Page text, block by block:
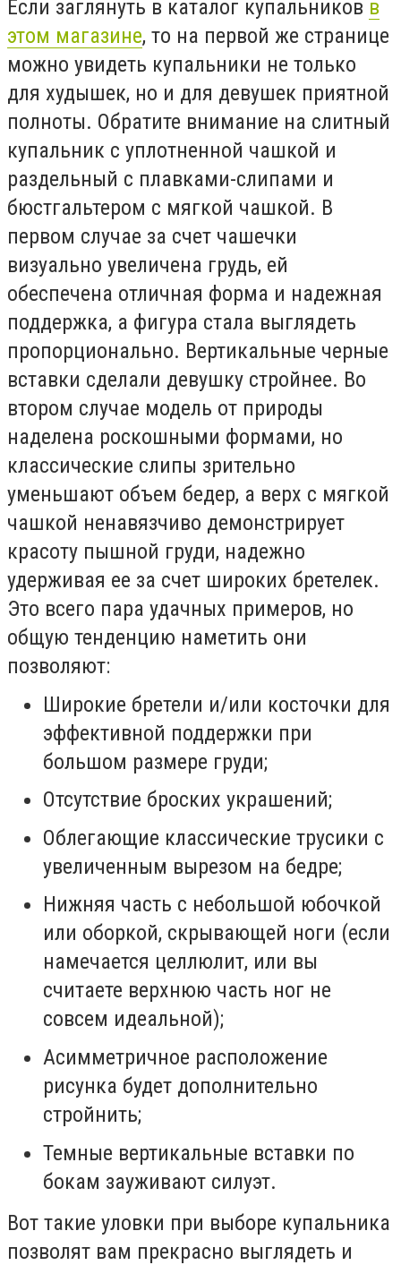
Если заглянуть в каталог купальников в
этом магазине, то на первой же странице
можно увидеть купальники не только
для худышек, но и для девушек приятной
полноты. Обратите внимание на слитный
купальник с уплотненной чашкой и
раздельный с плавками-слипами и
бюстгальтером с мягкой чашкой. В
первом случае за счет чашечки
визуально увеличена грудь, ей
обеспечена отличная форма и надежная
поддержка, а фигура стала выглядеть
пропорционально. Вертикальные черные
вставки сделали девушку стройнее. Во
втором случае модель от природы
наделена роскошными формами, но
классические слипы зрительно
уменьшают объем бедер, а верх с мягкой
чашкой ненавязчиво демонстрирует
красоту пышной груди, надежно
удерживая ее за счет широких бретелек.
Это всего пара удачных примеров, но
общую тенденцию наметить они
позволяют:
Широкие бретели и/или косточки для
эффективной поддержки при
большом размере груди;
Отсутствие броских украшений;
Облегающие классические трусики с
увеличенным вырезом на бедре;
Нижняя часть с небольшой юбочкой
или оборкой, скрывающей ноги (если
намечается целлюлит, или вы
считаете верхнюю часть ног не
совсем идеальной);
Асимметричное расположение
рисунка будет дополнительно
стройнить;
Темные вертикальные вставки по
бокам зауживают силуэт.
Вот такие уловки при выборе купальника
позволят вам прекрасно выглядеть и